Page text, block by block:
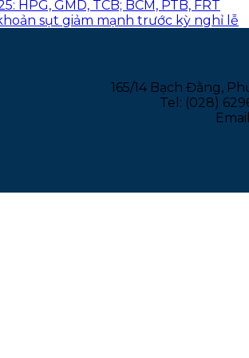
HPG, GMD, TCB; BCM, PTB, FRT
sụt giảm mạnh trước kỳ nghỉ lễ
165/14 Bạch Đằng,
Tel: (028)